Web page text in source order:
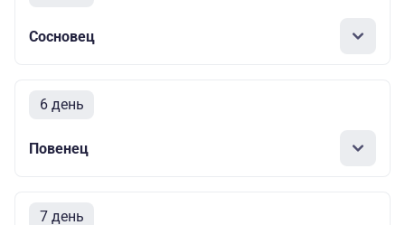
Сосновец
6 день
Повенец
7 день